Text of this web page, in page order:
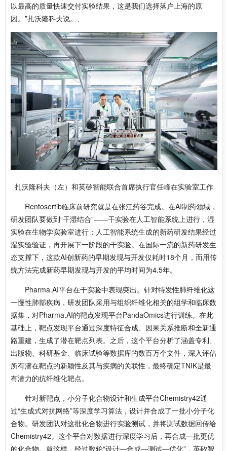
以最高的质量快速交付实验结果，这是我们选择落户上海的原
因。”扎沃隆科夫说。、
扎沃隆科夫（左）和英矽智能联合首席执行官任峰在实验室工作
Rentosertib临床前研究就是在张江药谷完成。在AI制药领域，
研发团队要做到“干湿结合”——干实验在人工智能系统上进行，湿
实验在生物学实验室进行；人工智能系统生成的新药研发结果经过
湿实验验证，再开展下一阶段的干实验。在国际一流的新药研发生
态支撑下，这款AI创新药的早期发现与开发仅耗时18个月，而用传
统方法完成新药早期发现与开发的平均时间为4.5年。
Pharma.AI平台在干实验中表现突出。针对特发性肺纤维化这
一慢性肺部疾病，研发团队采用与组织纤维化相关的组学和临床数
据集，对Pharma.AI的靶点发现平台PandaOmics进行训练。在此
基础上，靶点发现平台通过深度特征合成、因果关系推断和全新通
路重建，生成了潜在靶点列表。之后，这个平台分析了涵盖专利、
出版物、科研基金、临床试验等数据库的数百万个文件，深入评估
所有潜在靶点的新颖性及其与疾病的关联性，最终确定TNIK是最
有潜力的抗纤维化靶点。
针对新靶点，小分子化合物设计和生成平台Chemistry42通
过“生成式对抗网络”等深度学习算法，设计并合成了一批小分子化
合物。研发团队对这批化合物进行实验测试，并将测试数据回传给
Chemistry42。这个平台对数据进行深度学习后，再合成一批更优
的化合物。就这样，经过数轮“设计—合成—测试—优化”，英矽智